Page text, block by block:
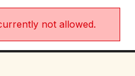
not allowed.